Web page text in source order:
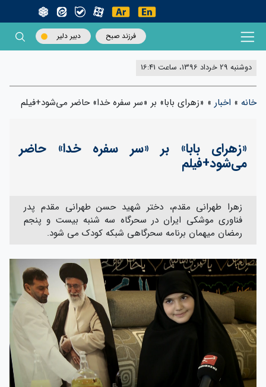
فرزند صبح دبیر دلیر
دوشنبه 29 خرداد 1396، ساعت 16:41
خانه » اخبار » «زهرای بابا» بر «سر سفره خدا» حاضر می‌شود+فیلم
«زهرای بابا» بر «سر سفره خدا» حاضر
می‌شود+فیلم
زهرا طهرانی مقدم، دختر شهید حسن طهرانی مقدم پدر
فناوری موشکی ایران در سحرگاه سه شنبه بیست و پنجم
رمضان میهمان برنامه سحرگاهی شبکه کودک می شود.